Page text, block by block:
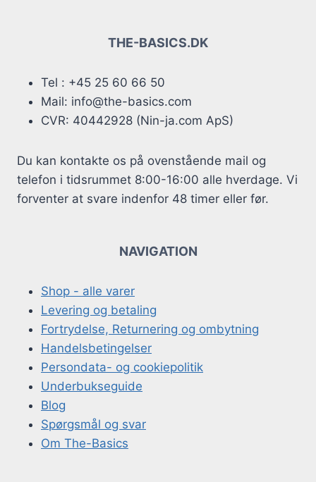
varesiden
vælges
varesiden
THE-BASICS.DK
Tel : +45 25 60 66 50
Mail: info@the-basics.com
CVR: 40442928 (Nin-ja.com ApS)
Du kan kontakte os på ovenstående mail og
telefon i tidsrummet 8:00-16:00 alle hverdage. Vi
forventer at svare indenfor 48 timer eller før.
NAVIGATION
Shop - alle varer
Levering og betaling
Fortrydelse, Returnering og ombytning
Handelsbetingelser
Persondata- og cookiepolitik
Underbukseguide
Blog
Spørgsmål og svar
Om The-Basics